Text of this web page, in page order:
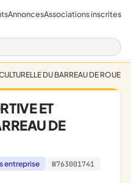
AnnoncesAssociations inscrites
DU BARREAU DE ROUEN
ET
DE
entreprise
W763001741